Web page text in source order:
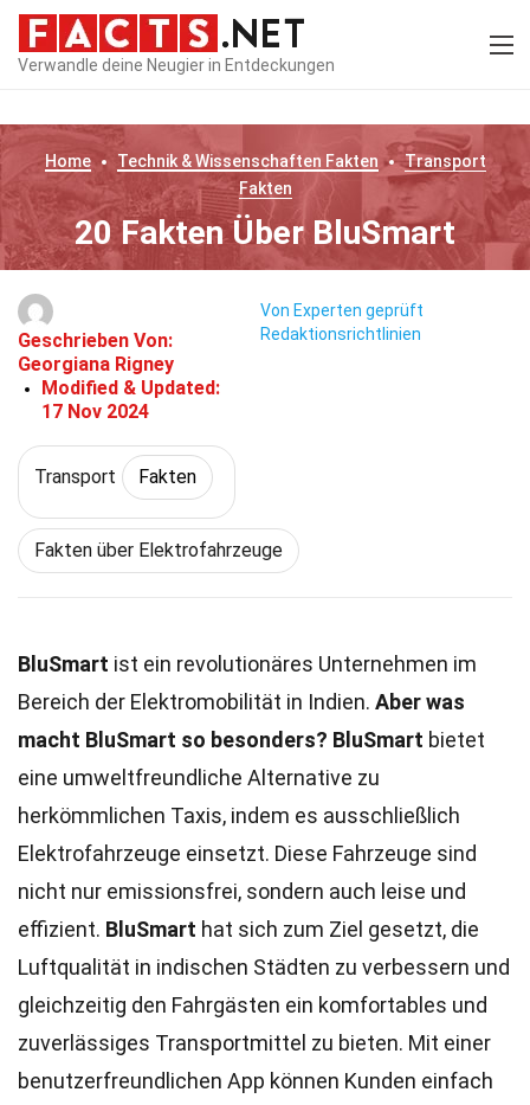
Verwandle deine Neugier in Entdeckungen
Home Technik & Wissenschaften Fakten
Transport
Fakten
20 Fakten Über BluSmart
Geschrieben Von:
Georgiana Rigney
Modified & Updated:
17 Nov 2024
Von Experten geprüft
Redaktionsrichtlinien
Transport Fakten
Fakten über Elektrofahrzeuge
BluSmart ist ein revolutionäres Unternehmen im
Bereich der Elektromobilität in Indien. Aber was
macht BluSmart so besonders? BluSmart bietet
eine umweltfreundliche Alternative zu
herkömmlichen Taxis, indem es ausschließlich
Elektrofahrzeuge einsetzt. Diese Fahrzeuge sind
nicht nur emissionsfrei, sondern auch leise und
effizient. BluSmart hat sich zum Ziel gesetzt, die
Luftqualität in indischen Städten zu verbessern und
gleichzeitig den Fahrgästen ein komfortables und
zuverlässiges Transportmittel zu bieten. Mit einer
benutzerfreundlichen App können Kunden einfach